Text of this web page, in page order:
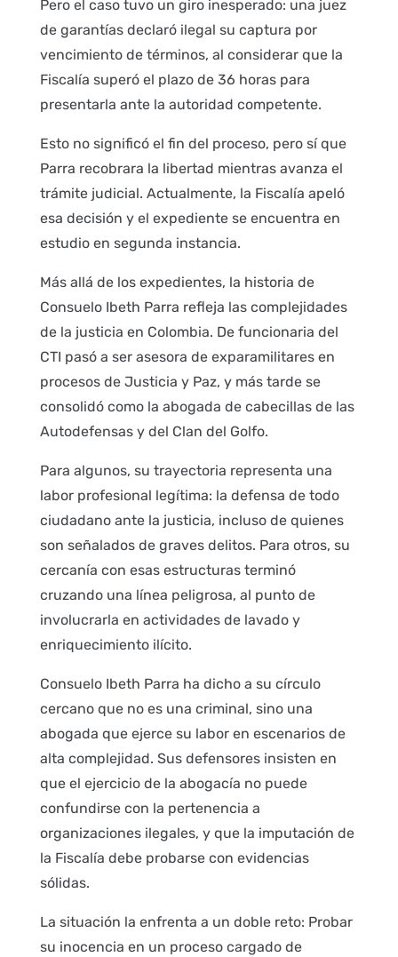
Pero el caso tuvo un giro inesperado: una juez
de garantías declaró ilegal su captura por
vencimiento de términos, al considerar que la
Fiscalía superó el plazo de 36 horas para
presentarla ante la autoridad competente.
Esto no significó el fin del proceso, pero sí que
Parra recobrara la libertad mientras avanza el
trámite judicial. Actualmente, la Fiscalía apeló
esa decisión y el expediente se encuentra en
estudio en segunda instancia.
Más allá de los expedientes, la historia de
Consuelo Ibeth Parra refleja las complejidades
de la justicia en Colombia. De funcionaria del
CTI pasó a ser asesora de exparamilitares en
procesos de Justicia y Paz, y más tarde se
consolidó como la abogada de cabecillas de las
Autodefensas y del Clan del Golfo.
Para algunos, su trayectoria representa una
labor profesional legítima: la defensa de todo
ciudadano ante la justicia, incluso de quienes
son señalados de graves delitos. Para otros, su
cercanía con esas estructuras terminó
cruzando una línea peligrosa, al punto de
involucrarla en actividades de lavado y
enriquecimiento ilícito.
Consuelo Ibeth Parra ha dicho a su círculo
cercano que no es una criminal, sino una
abogada que ejerce su labor en escenarios de
alta complejidad. Sus defensores insisten en
que el ejercicio de la abogacía no puede
confundirse con la pertenencia a
organizaciones ilegales, y que la imputación de
la Fiscalía debe probarse con evidencias
sólidas.
La situación la enfrenta a un doble reto: Probar
su inocencia en un proceso cargado de